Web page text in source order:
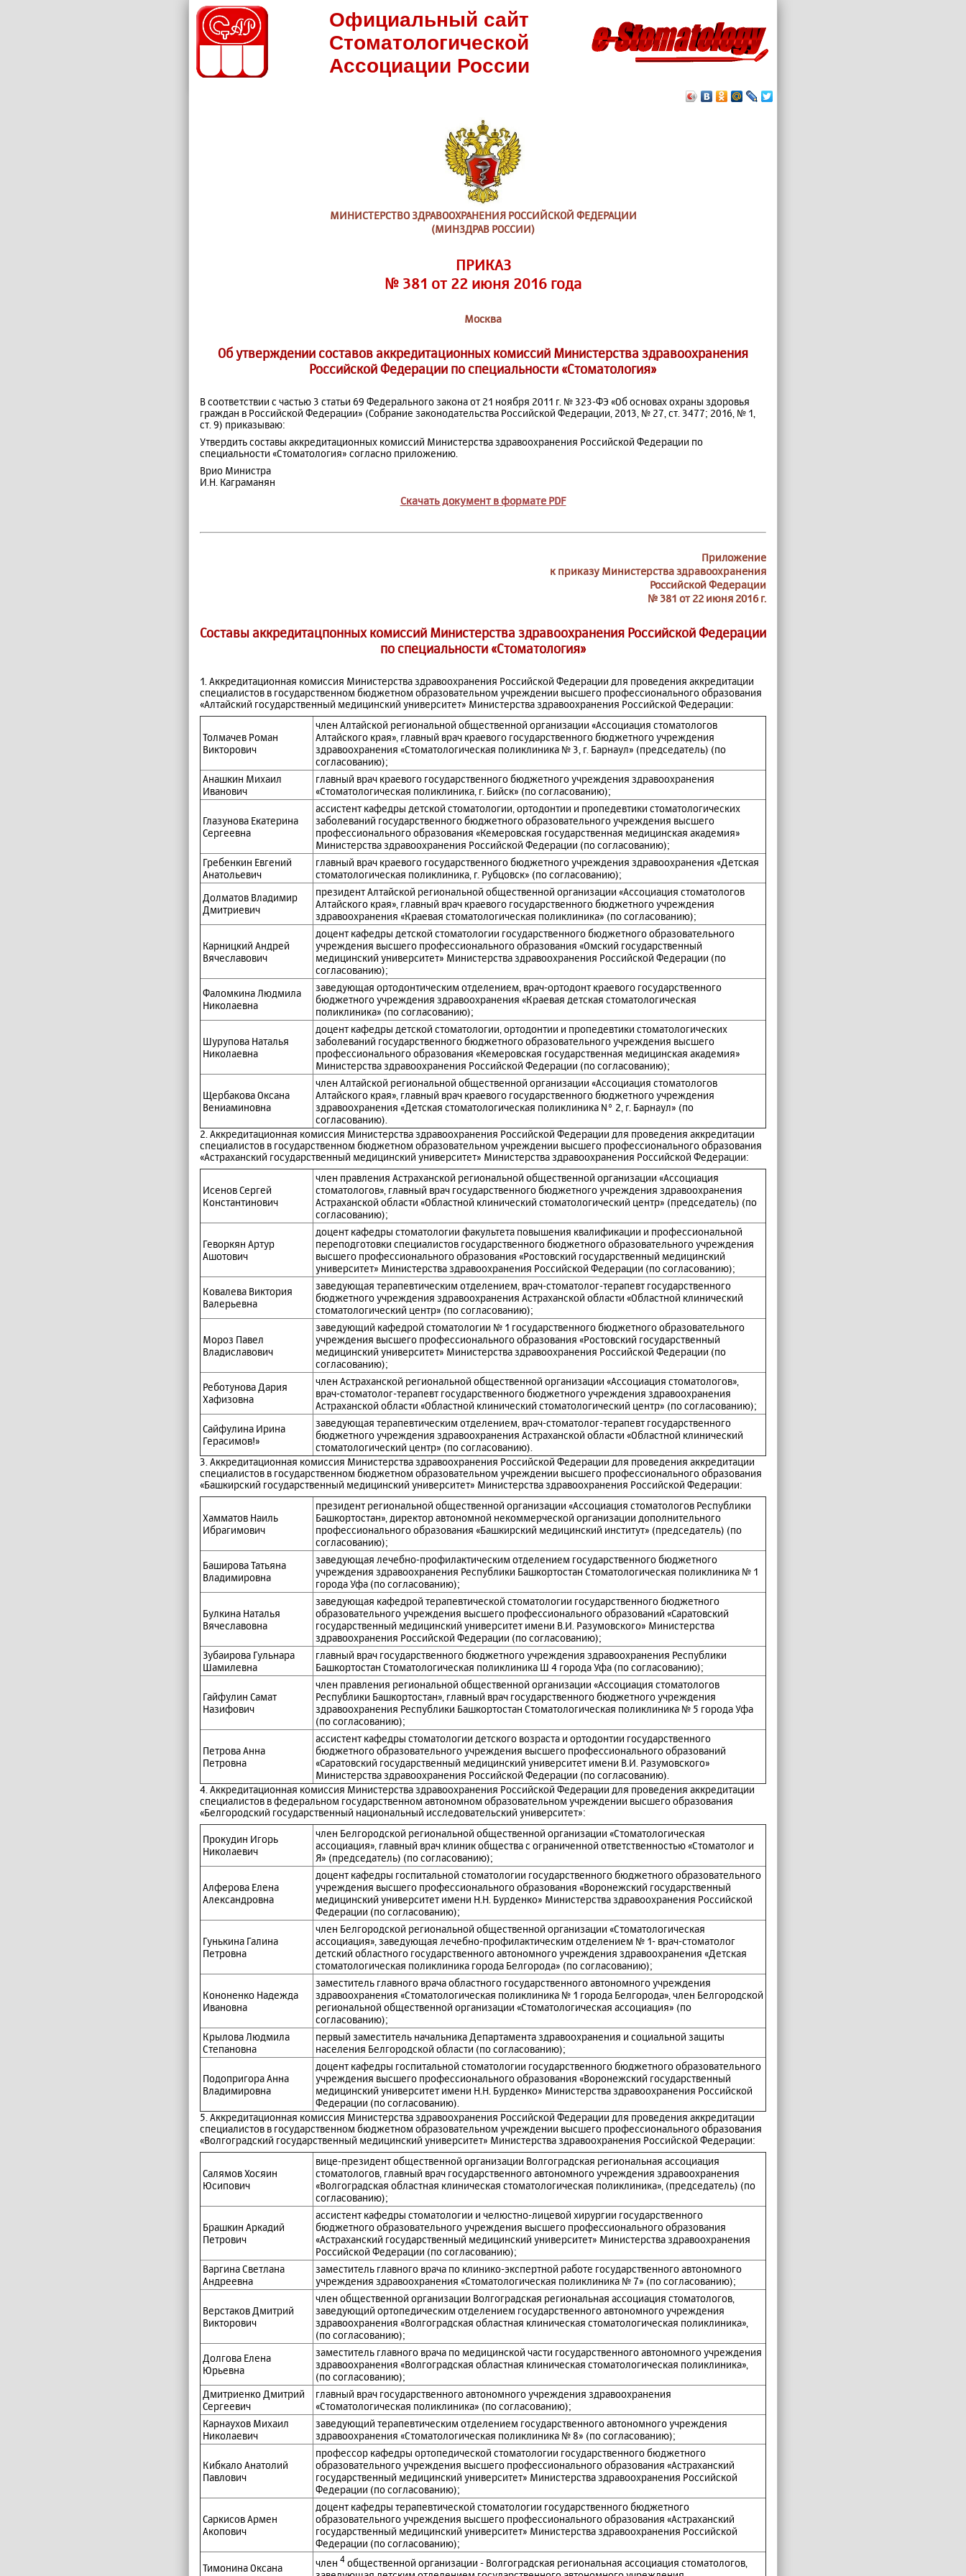
Официальный сайт
Стоматологической
Ассоциации России
МИНИСТЕРСТВО ЗДРАВООХРАНЕНИЯ РОССИЙСКОЙ ФЕДЕРАЦИИ
(МИНЗДРАВ РОССИИ)
ПРИКАЗ
№ 381 от 22 июня 2016 года
Москва
Об утверждении составов аккредитационных комиссий Министерства здравоохранения
Российской Федерации по специальности «Стоматология»
В соответствии с частью 3 статьи 69 Федерального закона от 21 ноября 2011 г. № 323-ФЭ «Об основах охраны здоровья
граждан в Российской Федерации» (Собрание законодательства Российской Федерации, 2013, № 27, ст. 3477; 2016, № 1,
ст. 9) приказываю:
Утвердить составы аккредитационных комиссий Министерства здравоохранения Российской Федерации по
специальности «Стоматология» согласно приложению.
Врио Министра
И.Н. Каграманян
Скачать документ в формате PDF
Приложение
к приказу Министерства здравоохранения
Российской Федерации
№ 381 от 22 июня 2016 г.
Составы аккредитацпонных комиссий Министерства здравоохранения Российской Федерации
по специальности «Стоматология»
1. Аккредитационная комиссия Министерства здравоохранения Российской Федерации для проведения аккредитации
специалистов в государственном бюджетном образовательном учреждении высшего профессионального образования
«Алтайский государственный медицинский университет» Министерства здравоохранения Российской Федерации:
Толмачев Роман
Викторович
член Алтайской региональной общественной организации «Ассоциация стоматологов
Алтайского края», главный врач краевого государственного бюджетного учреждения
здравоохранения «Стоматологическая поликлиника № 3, г. Барнаул» (председатель) (по
согласованию);
Анашкин Михаил
Иванович
главный врач краевого государственного бюджетного учреждения здравоохранения
«Стоматологическая поликлиника, г. Бийск» (по согласованию);
Глазунова Екатерина
Сергеевна
ассистент кафедры детской стоматологии, ортодонтии и пропедевтики стоматологических
заболеваний государственного бюджетного образовательного учреждения высшего
профессионального образования «Кемеровская государственная медицинская академия»
Министерства здравоохранения Российской Федерации (по согласованию);
Гребенкин Евгений
Анатольевич
главный врач краевого государственного бюджетного учреждения здравоохранения «Детская
стоматологическая поликлиника, г. Рубцовск» (по согласованию);
Долматов Владимир
Дмитриевич
президент Алтайской региональной общественной организации «Ассоциация стоматологов
Алтайского края», главный врач краевого государственного бюджетного учреждения
здравоохранения «Краевая стоматологическая поликлиника» (по согласованию);
Карницкий Андрей
Вячеславович
доцент кафедры детской стоматологии государственного бюджетного образовательного
учреждения высшего профессионального образования «Омский государственный
медицинский университет» Министерства здравоохранения Российской Федерации (по
согласованию);
Фаломкина Людмила
Николаевна
заведующая ортодонтическим отделением, врач-ортодонт краевого государственного
бюджетного учреждения здравоохранения «Краевая детская стоматологическая
поликлиника» (по согласованию);
Шурупова Наталья
Николаевна
доцент кафедры детской стоматологии, ортодонтии и пропедевтики стоматологических
заболеваний государственного бюджетного образовательного учреждения высшего
профессионального образования «Кемеровская государственная медицинская академия»
Министерства здравоохранения Российской Федерации (по согласованию);
Щербакова Оксана
Вениаминовна
член Алтайской региональной общественной организации «Ассоциация стоматологов
Алтайского края», главный врач краевого государственного бюджетного учреждения
здравоохранения «Детская стоматологическая поликлиника N° 2, г. Барнаул» (по
согласованию).
2. Аккредитационная комиссия Министерства здравоохранения Российской Федерации для проведения аккредитации
специалистов в государственном бюджетном образовательном учреждении высшего профессионального образования
«Астраханский государственный медицинский университет» Министерства здравоохранения Российской Федерации:
Исенов Сергей
Константинович
член правления Астраханской региональной общественной организации «Ассоциация
стоматологов», главный врач государственного бюджетного учреждения здравоохранения
Астраханской области «Областной клинический стоматологический центр» (председатель) (по
согласованию);
Геворкян Артур
Ашотович
доцент кафедры стоматологии факультета повышения квалификации и профессиональной
переподготовки специалистов государственного бюджетного образовательного учреждения
высшего профессионального образования «Ростовский государственный медицинский
университет» Министерства здравоохранения Российской Федерации (по согласованию);
Ковалева Виктория
Валерьевна
заведующая терапевтическим отделением, врач-стоматолог-терапевт государственного
бюджетного учреждения здравоохранения Астраханской области «Областной клинический
стоматологический центр» (по согласованию);
Мороз Павел
Владиславович
заведующий кафедрой стоматологии № 1 государственного бюджетного образовательного
учреждения высшего профессионального образования «Ростовский государственный
медицинский университет» Министерства здравоохранения Российской Федерации (по
согласованию);
Реботунова Дария
Хафизовна
член Астраханской региональной общественной организации «Ассоциация стоматологов»,
врач-стоматолог-терапевт государственного бюджетного учреждения здравоохранения
Астраханской области «Областной клинический стоматологический центр» (по согласованию);
Сайфулина Ирина
Герасимов!»
заведующая терапевтическим отделением, врач-стоматолог-терапевт государственного
бюджетного учреждения здравоохранения Астраханской области «Областной клинический
стоматологический центр» (по согласованию).
3. Аккредитационная комиссия Министерства здравоохранения Российской Федерации для проведения аккредитации
специалистов в государственном бюджетном образовательном учреждении высшего профессионального образования
«Башкирский государственный медицинский университет» Министерства здравоохранения Российской Федерации:
Хамматов Наиль
Ибрагимович
президент региональной общественной организации «Ассоциация стоматологов Республики
Башкортостан», директор автономной некоммерческой организации дополнительного
профессионального образования «Башкирский медицинский институт» (председатель) (по
согласованию);
Баширова Татьяна
Владимировна
заведующая лечебно-профилактическим отделением государственного бюджетного
учреждения здравоохранения Республики Башкортостан Стоматологическая поликлиника № 1
города Уфа (по согласованию);
Булкина Наталья
Вячеславовна
заведующая кафедрой терапевтической стоматологии государственного бюджетного
образовательного учреждения высшего профессионального образований «Саратовский
государственный медицинский университет имени В.И. Разумовского» Министерства
здравоохранения Российской Федерации (по согласованию);
Зубаирова Гульнара
Шамилевна
главный врач государственного бюджетного учреждения здравоохранения Республики
Башкортостан Стоматологическая поликлиника Ш 4 города Уфа (по согласованию);
Гайфулин Самат
Назифович
член правления региональной общественной организации «Ассоциация стоматологов
Республики Башкортостан», главный врач государственного бюджетного учреждения
здравоохранения Республики Башкортостан Стоматологическая поликлиника № 5 города Уфа
(по согласованию);
Петрова Анна
Петровна
ассистент кафедры стоматологии детского возраста и ортодонтии государственного
бюджетного образовательного учреждения высшего профессионального образований
«Саратовский государственный медицинский университет имени В.И. Разумовского»
Министерства здравоохранения Российской Федерации (по согласованию).
4. Аккредитационная комиссия Министерства здравоохранения Российской Федерации для проведения аккредитации
специалистов в федеральном государственном автономном образовательном учреждении высшего образования
«Белгородский государственный национальный исследовательский университет»:
Прокудин Игорь
Николаевич
член Белгородской региональной общественной организации «Стоматологическая
ассоциация», главный врач клиник общества с ограниченной ответственностью «Стоматолог и
Я» (председатель) (по согласованию);
Алферова Елена
Александровна
доцент кафедры госпитальной стоматологии государственного бюджетного образовательного
учреждения высшего профессионального образования «Воронежский государственный
медицинский университет имени Н.Н. Бурденко» Министерства здравоохранения Российской
Федерации (по согласованию);
Гунькина Галина
Петровна
член Белгородской региональной общественной организации «Стоматологическая
ассоциация», заведующая лечебно-профилактическим отделением № 1- врач-стоматолог
детский областного государственного автономного учреждения здравоохранения «Детская
стоматологическая поликлиника города Белгорода» (по согласованию);
Кононенко Надежда
Ивановна
заместитель главного врача областного государственного автономного учреждения
здравоохранения «Стоматологическая поликлиника № 1 города Белгорода», член Белгородской
региональной общественной организации «Стоматологическая ассоциация» (по
согласованию);
Крылова Людмила
Степановна
первый заместитель начальника Департамента здравоохранения и социальной защиты
населения Белгородской области (по согласованию);
Подопригора Анна
Владимировна
доцент кафедры госпитальной стоматологии государственного бюджетного образовательного
учреждения высшего профессионального образования «Воронежский государственный
медицинский университет имени Н.Н. Бурденко» Министерства здравоохранения Российской
Федерации (по согласованию).
5. Аккредитационная комиссия Министерства здравоохранения Российской Федерации для проведения аккредитации
специалистов в государственном бюджетном образовательном учреждении высшего профессионального образования
«Волгоградский государственный медицинский университет» Министерства здравоохранения Российской Федерации:
Салямов Хосяин
Юсипович
вице-президент общественной организации Волгоградская региональная ассоциация
стоматологов, главный врач государственного автономного учреждения здравоохранения
«Волгоградская областная клиническая стоматологическая поликлиника», (председатель) (по
согласованию);
Брашкин Аркадий
Петрович
ассистент кафедры стоматологии и челюстно-лицевой хирургии государственного
бюджетного образовательного учреждения высшего профессионального образования
«Астраханский государственный медицинский университет» Министерства здравоохранения
Российской Федерации (по согласованию);
Варгина Светлана
Андреевна
заместитель главного врача по клинико-экспертной работе государственного автономного
учреждения здравоохранения «Стоматологическая поликлиника № 7» (по согласованию);
Верстаков Дмитрий
Викторович
член общественной организации Волгоградская региональная ассоциация стоматологов,
заведующий ортопедическим отделением государственного автономного учреждения
здравоохранения «Волгоградская областная клиническая стоматологическая поликлиника»,
(по согласованию);
Долгова Елена
Юрьевна
заместитель главного врача по медицинской части государственного автономного учреждения
здравоохранения «Волгоградская областная клиническая стоматологическая поликлиника»,
(по согласованию);
Дмитриенко Дмитрий
Сергеевич
главный врач государственного автономного учреждения здравоохранения
«Стоматологическая поликлиника» (по согласованию);
Карнаухов Михаил
Николаевич
заведующий терапевтическим отделением государственного автономного учреждения
здравоохранения «Стоматологическая поликлиника № 8» (по согласованию);
Кибкало Анатолий
Павлович
профессор кафедры ортопедической стоматологии государственного бюджетного
образовательного учреждения высшего профессионального образования «Астраханский
государственный медицинский университет» Министерства здравоохранения Российской
Федерации (по согласованию);
Саркисов Армен
Акопович
доцент кафедры терапевтической стоматологии государственного бюджетного
образовательного учреждения высшего профессионального образования «Астраханский
государственный медицинский университет» Министерства здравоохранения Российской
Федерации (по согласованию);
Тимонина Оксана
член 4 общественной организации - Волгоградская региональная ассоциация стоматологов,